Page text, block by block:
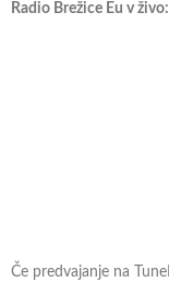
Radio Brežice Eu v živo:
Če predvajanje na